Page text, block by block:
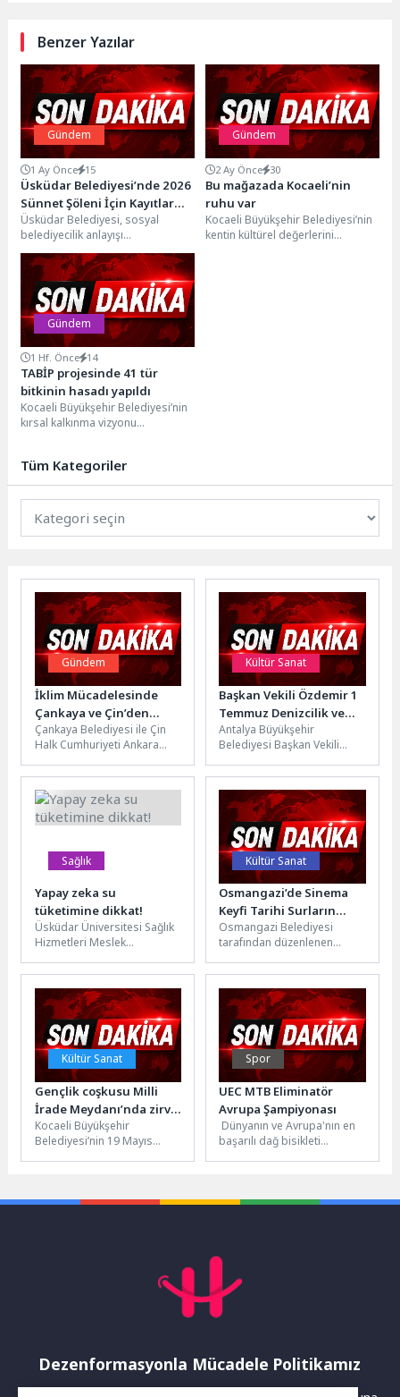
Benzer Yazılar
Gündem
1 Ay Önce 15
Üsküdar Belediyesi’nde 2026
Sünnet Şöleni İçin Kayıtlar
Başladı
Üsküdar Belediyesi, sosyal
belediyecilik anlayışı
doğrultusunda ihtiyaç sahibi
ailelerin çocuklarına yönelik
düzenleyeceği 2026 Sünnet
Şöleni...
Gündem
2 Ay Önce 30
Bu mağazada Kocaeli’nin
ruhu var
Kocaeli Büyükşehir Belediyesi’nin
kentin kültürel değerlerini
Gündem
1 Hf. Önce 14
TABİP projesinde 41 tür
bitkinin hasadı yapıldı
Kocaeli Büyükşehir Belediyesi’nin
kırsal kalkınma vizyonu
Yetiştiriciliği Projesi...
Tüm Kategoriler
Gündem
İklim Mücadelesinde
Çankaya ve Çin’den
Ortak Adım
Çankaya Belediyesi ile Çin
Halk Cumhuriyeti Ankara
değişikliği ve geri dönüşüm
alanında...
Kültür Sanat
Başkan Vekili Özdemir 1
Temmuz Denizcilik ve
Kabotaj Bayramı’nı
kutladı
Antalya Büyükşehir
Belediyesi Başkan Vekili
Belediyesi Deniz ve Kıyı
Yönetimi Şube
Müdürlüğü’nü...
Sağlık
Yapay zeka su
tüketimine dikkat!
Üsküdar Üniversitesi Sağlık
Hizmetleri Meslek
Bilimleri Enstitüsü Müdür
Yardımcısı Dr. Öğr. Üyesi...
Kültür Sanat
Osmangazi’de Sinema
Keyfi Tarihi Surların
Gölgesinde Yaşandı
Osmangazi Belediyesi
tarafından düzenlenen
Gösterimleri” etkinliği
kapsamında tarihi surlar, bu
kez Osmangazilileri...
Kültür Sanat
Gençlik coşkusu Milli
İrade Meydanı’nda zirve
yaptı
Kocaeli Büyükşehir
Belediyesi’nin 19 Mayıs
Spor
UEC MTB Eliminatör
Avrupa Şampiyonası
Dünyanın ve Avrupa'nın en
başarılı dağ bisikleti
Dezenformasyonla Mücadele Politikamız